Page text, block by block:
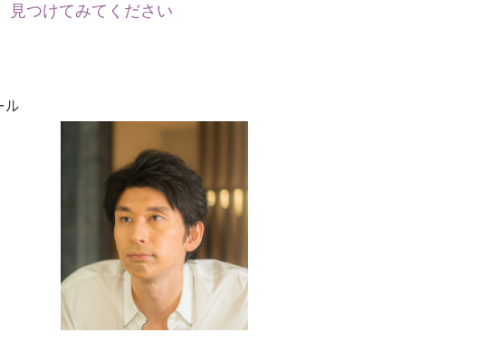
見つけてみてください
ル